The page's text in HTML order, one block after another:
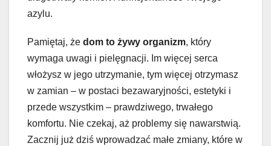
azylu.
Pamiętaj, że dom to żywy organizm, który
wymaga uwagi i pielęgnacji. Im więcej serca
włożysz w jego utrzymanie, tym więcej otrzymasz
w zamian – w postaci bezawaryjności, estetyki i
przede wszystkim – prawdziwego, trwałego
komfortu. Nie czekaj, aż problemy się nawarstwią.
Zacznij już dziś wprowadzać małe zmiany, które w